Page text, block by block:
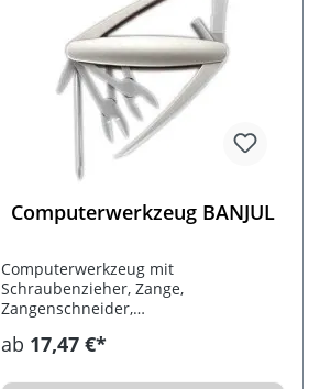
Computerwerkzeug BANJUL
Computerwerkzeug mit
Schraubenzieher, Zange,
Zangenschneider,
und Imbusschlüssel.
ab 17,47 €*